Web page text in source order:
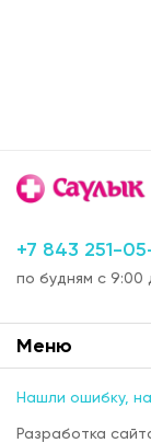
+7 843 251-
по будням с 9:00
Меню
Нашли ошибку,
Разработка